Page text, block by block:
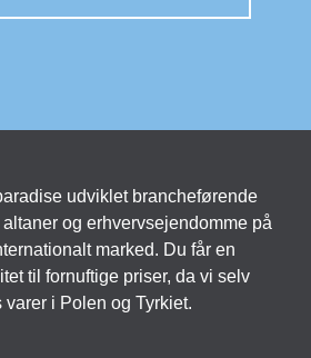
udviklet brancheførende
og erhvervsejendomme på
marked. Du får en
til fornuftige priser, da vi selv
i Polen og Tyrkiet.